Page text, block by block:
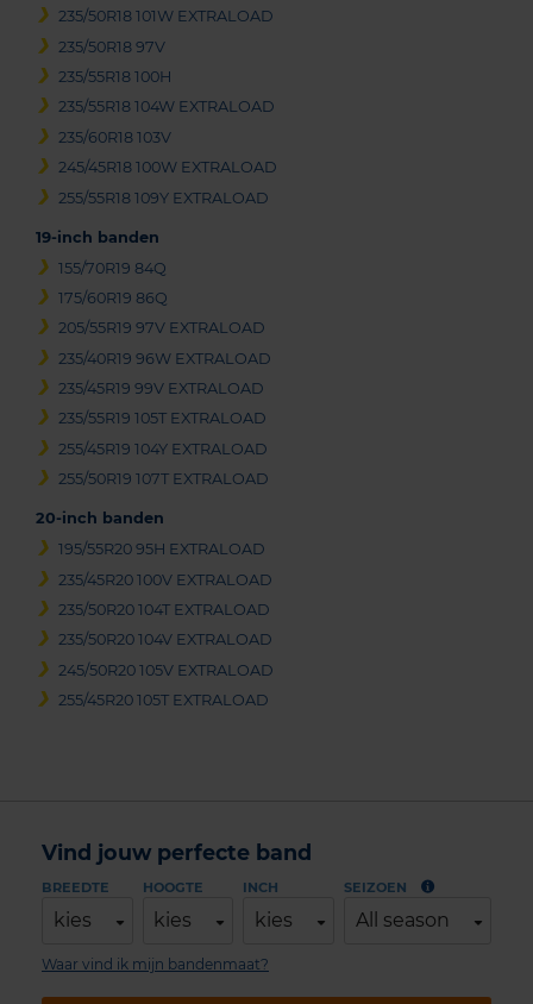
235/50R18 101W EXTRALOAD
235/50R18 97V
235/55R18 100H
235/55R18 104W EXTRALOAD
235/60R18 103V
245/45R18 100W EXTRALOAD
255/55R18 109Y EXTRALOAD
19-inch banden
155/70R19 84Q
175/60R19 86Q
205/55R19 97V EXTRALOAD
235/40R19 96W EXTRALOAD
235/45R19 99V EXTRALOAD
235/55R19 105T EXTRALOAD
255/45R19 104Y EXTRALOAD
255/50R19 107T EXTRALOAD
20-inch banden
195/55R20 95H EXTRALOAD
235/45R20 100V EXTRALOAD
235/50R20 104T EXTRALOAD
235/50R20 104V EXTRALOAD
245/50R20 105V EXTRALOAD
255/45R20 105T EXTRALOAD
Vind jouw perfecte band
BREEDTE
kies
HOOGTE
kies
INCH
kies
SEIZOEN
All season
Waar vind ik mijn bandenmaat?